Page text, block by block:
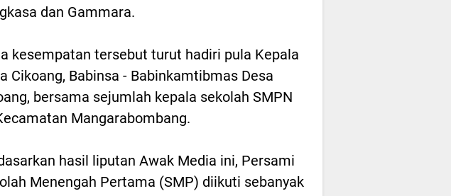
dan Gammara.
kesempatan tersebut turut hadiri pula Kepala
Cikoang, Babinsa - Babinkamtibmas Desa
bersama sejumlah kepala sekolah SMPN
Mangarabombang.
hasil liputan Awak Media ini, Persami
Menengah Pertama (SMP) diikuti sebanyak